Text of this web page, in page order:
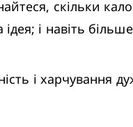
скільки
і навіть
і харчування